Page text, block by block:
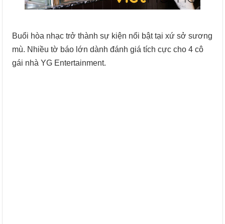
Buổi hòa nhạc trở thành sự kiện nổi bật tại xứ sở sương
mù. Nhiều tờ báo lớn dành đánh giá tích cực cho 4 cô
gái nhà YG Entertainment.